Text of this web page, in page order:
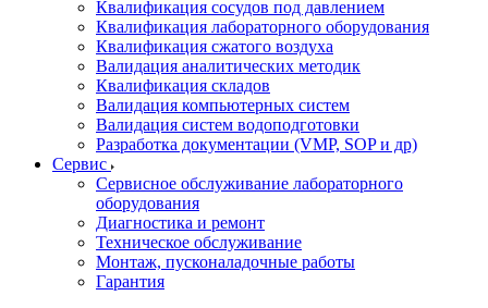
Квалификация сосудов под давлением
Квалификация лабораторного оборудования
Квалификация сжатого воздуха
Валидация аналитических методик
Квалификация складов
Валидация компьютерных систем
Валидация систем водоподготовки
Разработка документации (VMP, SOP и др)
Cервис
Сервисное обслуживание лабораторного
оборудования
Диагностика и ремонт
Техническое обслуживание
Монтаж, пусконаладочные работы
Гарантия